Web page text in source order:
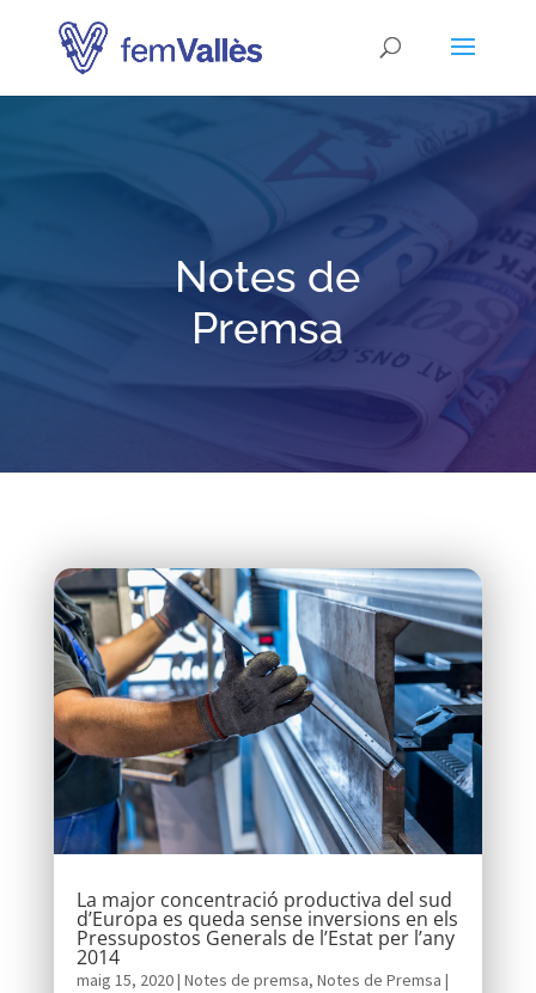
Notes de
Premsa
La major concentració productiva del sud
d’Europa es queda sense inversions en els
Pressupostos Generals de l’Estat per l’any
2014
maig 15, 2020| Notes de premsa, Notes de Premsa |